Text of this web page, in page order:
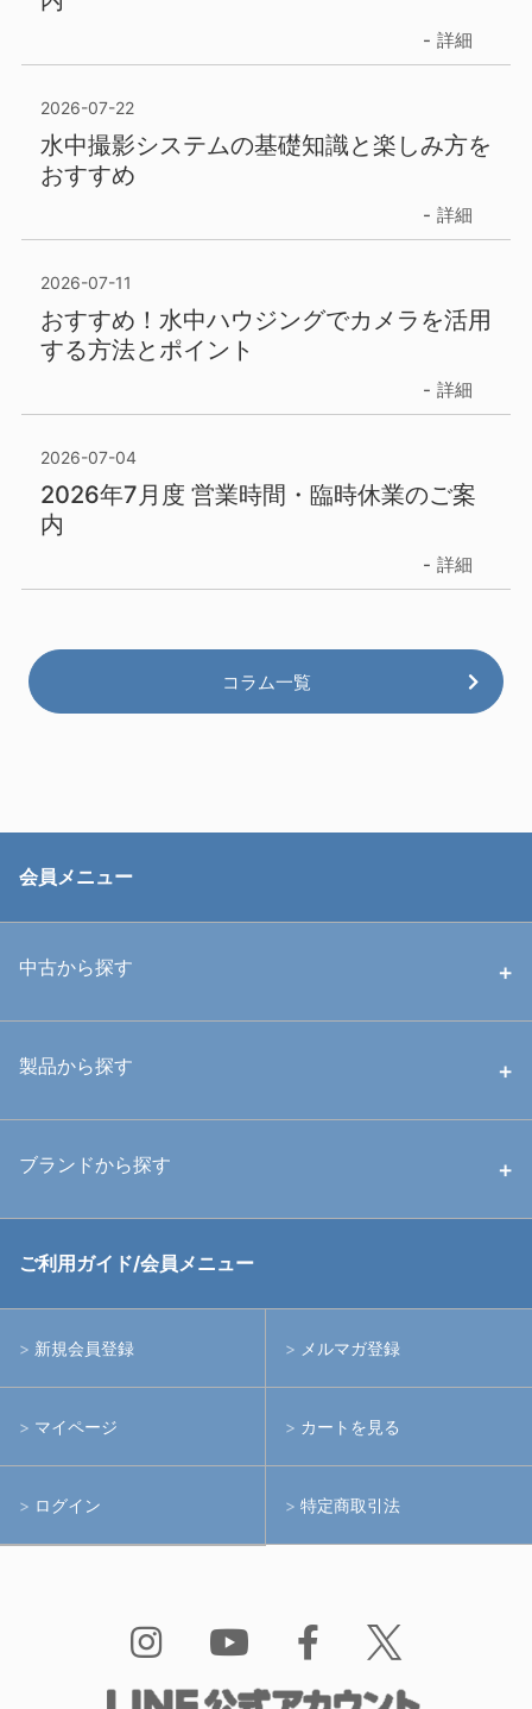
詳細
2026-07-22
水中撮影システムの基礎知識と楽しみ方を
おすすめ
詳細
2026-07-11
おすすめ！水中ハウジングでカメラを活用
する方法とポイント
詳細
2026-07-04
2026年7月度 営業時間・臨時休業のご案
内
詳細
コラム一覧
会員メニュー
中古から探す
中古ハウジング
中古アームシステム
製品から探す
ハウジング
ライト
アームシステム
アクションカメラ(GoPro等)
水中用品
ブランドから探す
RGBlue
イノン
ご利用ガイド/会員メニュー
新規会員登録 メルマガ登録
マイページ カートを見る
ログイン 特定商取引法